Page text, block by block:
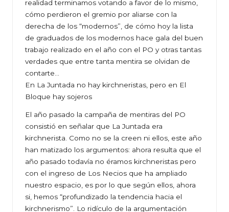
realidad terminamos votando a favor de lo mismo,
cómo perdieron el gremio por aliarse con la
derecha de los “modernos”, de cómo hoy la lista
de graduados de los modernos hace gala del buen
trabajo realizado en el año con el PO y otras tantas
verdades que entre tanta mentira se olvidan de
contarte…
En La Juntada no hay kirchneristas, pero en El
Bloque hay sojeros
El año pasado la campaña de mentiras del PO
consistió en señalar que La Juntada era
kirchnerista. Como no se la creen ni ellos, este año
han matizado los argumentos: ahora resulta que el
año pasado todavía no éramos kirchneristas pero
con el ingreso de Los Necios que ha ampliado
nuestro espacio, es por lo que según ellos, ahora
si, hemos “profundizado la tendencia hacia el
kirchnerismo”. Lo ridículo de la argumentación